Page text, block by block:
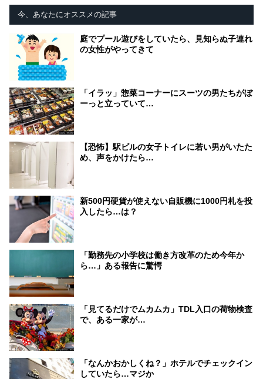
今、あなたにオススメの記事
庭でプール遊びをしていたら、見知らぬ子連れ
の女性がやってきて
「イラッ」惣菜コーナーにスーツの男たちがぼ
ーっと立っていて…
【恐怖】駅ビルの女子トイレに若い男がいたた
め、声をかけたら…
新500円硬貨が使えない自販機に1000円札を投
入したら…は？
「勤務先の小学校は働き方改革のため今年か
ら…」ある報告に驚愕
「見てるだけでムカムカ」TDL入口の荷物検査
で、ある一家が…
「なんかおかしくね？」ホテルでチェックイン
していたら…マジか